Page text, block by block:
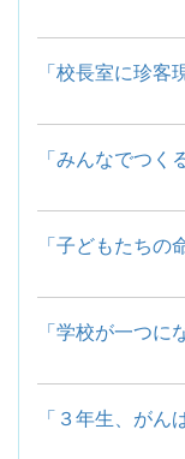
「校長室に珍客
「みんなでつく
「子どもたちの
「学校が一つに
「３年生、がん